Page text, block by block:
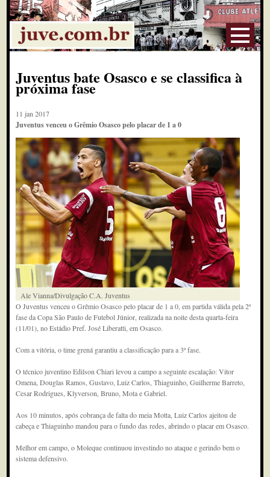
Juventus bate Osasco e se classifica à
próxima fase
11 jan 2017
Juventus venceu o Grêmio Osasco pelo placar de 1 a 0
Ale Vianna/Divulgação C.A. Juventus
O Juventus venceu o Grêmio Osasco pelo placar de 1 a 0, em partida válida pela 2ª
fase da Copa São Paulo de Futebol Júnior, realizada na noite desta quarta-feira
(11/01), no Estádio Pref. José Liberatti, em Osasco.
Com a vitória, o time grená garantiu a classificação para a 3ª fase.
O técnico juventino Edilson Chiari levou a campo a seguinte escalação: Vitor
Omena, Douglas Ramos, Gustavo, Luiz Carlos, Thiaguinho, Guilherme Barreto,
Cesar Rodrigues, Klyverson, Bruno, Mota e Gabriel.
Aos 10 minutos, após cobrança de falta do meia Motta, Luiz Carlos ajeitou de
cabeça e Thiaguinho mandou para o fundo das redes, abrindo o placar em Osasco.
Melhor em campo, o Moleque continuou investindo no ataque e gerindo bem o
sistema defensivo.